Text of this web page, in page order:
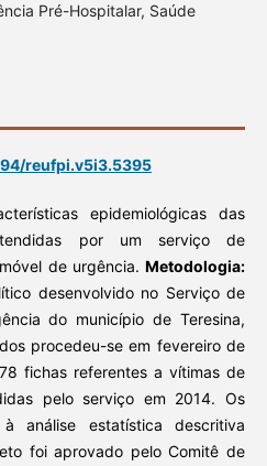
Pré-Hospitalar, Saúde
reufpi.v5i3.5395
epidemiológicas das
por um serviço de
de urgência.Metodologia:
desenvolvido no Serviço de
do município de Teresina,
procedeu-se em fevereiro de
fichas referentes a vítimas de
pelo serviço em 2014. Os
análise estatística descritiva
foi aprovado pelo Comitê de